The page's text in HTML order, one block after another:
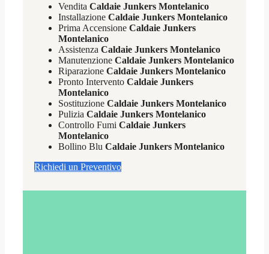
Vendita Caldaie Junkers Montelanico
Installazione Caldaie Junkers Montelanico
Prima Accensione Caldaie Junkers
Montelanico
Assistenza Caldaie Junkers Montelanico
Manutenzione Caldaie Junkers Montelanico
Riparazione Caldaie Junkers Montelanico
Pronto Intervento Caldaie Junkers
Montelanico
Sostituzione Caldaie Junkers Montelanico
Pulizia Caldaie Junkers Montelanico
Controllo Fumi Caldaie Junkers
Montelanico
Bollino Blu Caldaie Junkers Montelanico
Richiedi un Preventivo